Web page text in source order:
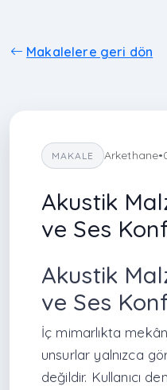
Makalelere geri dön
MAKALE Arkethane•
Akustik
ve Ses
Akustik
ve Ses
İç mimarlıkta
unsurlar yalnızca
değildir. Kullanıcı